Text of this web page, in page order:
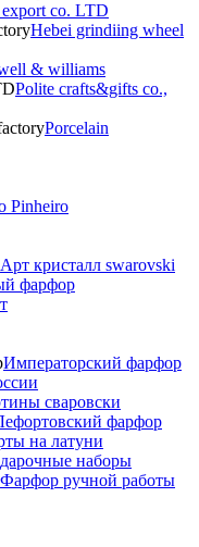
co. LTD
Hebei grindiing wheel
& williams
Polite crafts&gifts co.,
Porcelain
Pinheiro
Арт кристалл swarovski
фарфор
Императорский фарфор
сваровски
фарфор
на латуни
наборы
Фарфор ручной работы